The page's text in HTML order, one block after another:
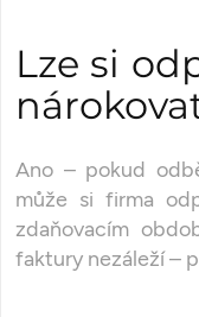
Lze si
Ano – pokud
může si firma
zdaňovacím
faktury nezáleží –